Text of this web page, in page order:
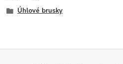
Úhlové brusky